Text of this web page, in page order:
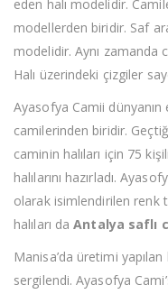
eden halı modelidir.
modellerden biridir. Saf
modelidir. Aynı zamanda
Halı üzerindeki çizgiler
Ayasofya Camii
camilerinden biridir.
caminin halıları için 75
halılarını hazırladı.
olarak isimlendirilen renk
halıları daAntalya saflı
Manisa’da üretimi
sergilendi. Ayasofya